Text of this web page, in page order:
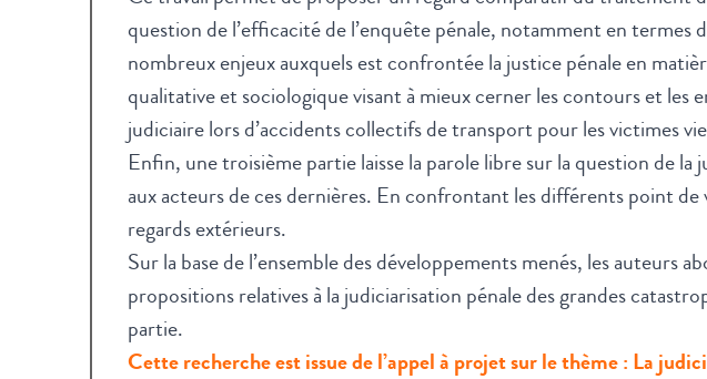
question de l’efficacité de l’enquête pénale, notamment en termes
nombreux enjeux auxquels est confrontée la justice pénale en
qualitative et sociologique visant à mieux cerner les contours et les
judiciaire lors d’accidents collectifs de transport pour les victimes
Enfin, une troisième partie laisse la parole libre sur la question de la
aux acteurs de ces dernières. En confrontant les différents point de
regards extérieurs.
Sur la base de l’ensemble des développements menés, les auteurs
propositions relatives à la judiciarisation pénale des grandes
partie.
Cette recherche est issue de l’appel à projet sur le thème : La